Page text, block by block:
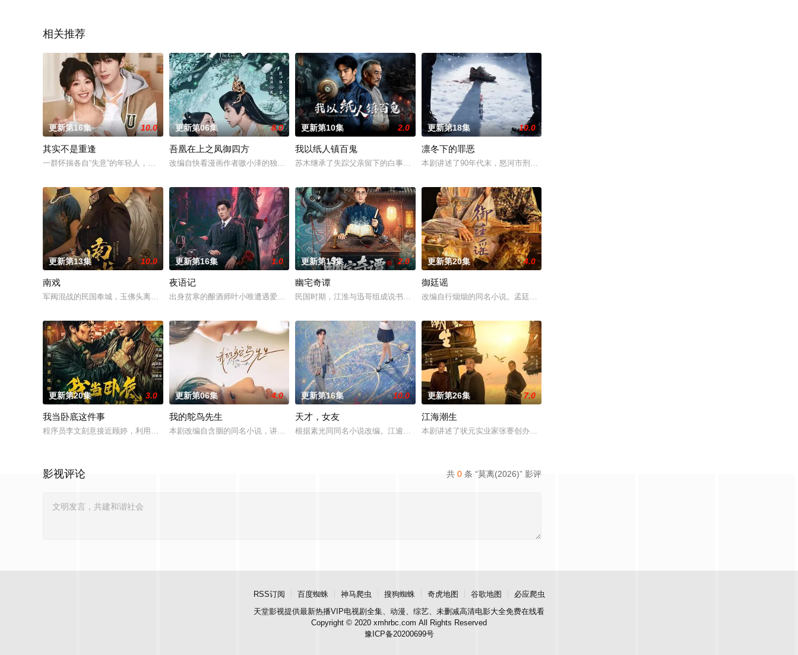
相关推荐
更新第16集 10.0
其实不是重逢
一群怀揣各自“失意”的年轻人，在沿海小城南安相遇相知，他们决心各展所长创办旅行社。他们以当地的特色人文与美食为
更新第06集 8.0
吾凰在上之凤御四方
改编自快看漫画作者嗷小泽的独家连载漫画《吾凰在上》。
更新第10集 2.0
我以纸人镇百鬼
苏木继承了失踪父亲留下的白事馆，本想低调扎纸维生，却因一具流血的新娘纸人卷入了一场跨越十年的惊天阴谋。这纸人身
更新第18集 10.0
凛冬下的罪恶
本剧讲述了90年代末，怒河市刑侦支队在无普及监控、无DNA鉴定技术的支持下，通过摸排、勘查等传统刑侦
更新第13集 10.0
南戏
军阀混战的民国奉城，玉佛头离奇失窃，戏班主横尸戏台，将冷血少帅许又安与昆曲名伶荣筱楠推向不死不休的对立绝境。而
更新第16集 1.0
夜语记
出身贫寒的酿酒师叶小唯遭遇爱人程桉、恩师林晚媚的双重背叛。她从恨意中涅槃重生，借私生女桑落的身份入住程家。她步
更新第15集 2.0
幽宅奇谭
民国时期，江淮与迅哥组成说书班子，偶遇“白天人住屋，晚上鬼占房”的阴阳宅，江淮被掳走配“阴婚”。他与女探长穆英
更新第20集 4.0
御廷谣
改编自行烟烟的同名小说。孟廷辉，大平王朝有史以来个以女子进士科三元及第入翰林院的奇女子。十年前的
更新第20集 3.0
我当卧底这件事
程序员李文刻意接近顾婷，利用顾炎女儿奴的属性，请求老炮儿顾炎带自己用程序员身份卧底电诈集团以求查出未婚妻离奇死
更新第06集 4.0
我的鸵鸟先生
本剧改编自含胭的同名小说，讲述了邻家女孩庞倩（苏晓彤 饰）与童年时因一场意外落下身体残缺的少年顾铭夕（何洛洛
更新第16集 10.0
天才，女友
根据素光同同名小说改编。江逾白长大以后，林知夏忽然对他说：“江逾白，我喜欢你，哲学和生物学意义上的喜欢。”那个
更新第26集 7.0
江海潮生
本剧讲述了状元实业家张謇创办大生企业，实业报国的故事。甲午战争后，国家蒙羞，张謇虽高中状元，却渴
共 0 条 “莫离(2026)” 影评
影视评论
RSS订阅 百度蜘蛛 神马爬虫 搜狗蜘蛛 奇虎地图 谷歌地图
必应爬虫
天堂影视提供最新热播VIP电视剧全集、动漫、综艺、未删减高清电影大全免费在线看
Copyright © 2020 xmhrbc.com All Rights Reserved
豫ICP备20200699号